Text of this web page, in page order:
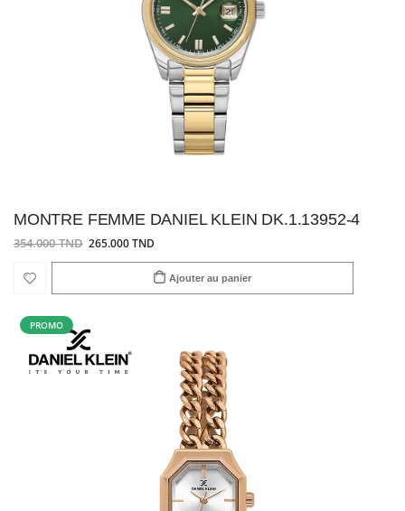
MONTRE FEMME DANIEL KLEIN DK.1.13952-4
354.000 TND 265.000 TND
Ajouter au panier
PROMO